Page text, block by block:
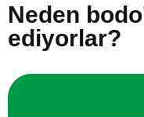
Neden
ediyorlar?